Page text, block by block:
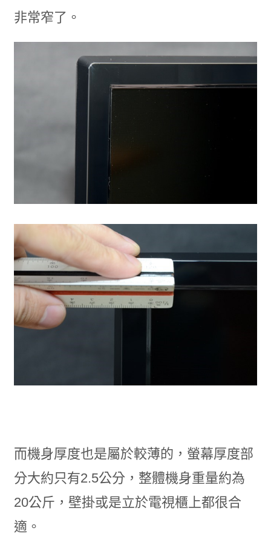
非常窄了。
而機身厚度也是屬於較薄的，螢幕厚度部
分大約只有2.5公分，整體機身重量約為
20公斤，壁掛或是立於電視櫃上都很合
適。